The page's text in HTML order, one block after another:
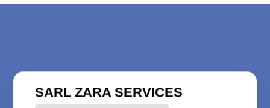
SARL ZARA SERVICES